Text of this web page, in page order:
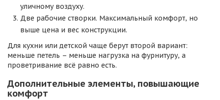
уличному воздуху.
Две рабочие створки. Максимальный комфорт, но
выше цена и вес конструкции.
Для кухни или детской чаще берут второй вариант:
меньше петель – меньше нагрузка на фурнитуру, а
проветривание всё равно есть.
Дополнительные элементы, повышающие
комфорт